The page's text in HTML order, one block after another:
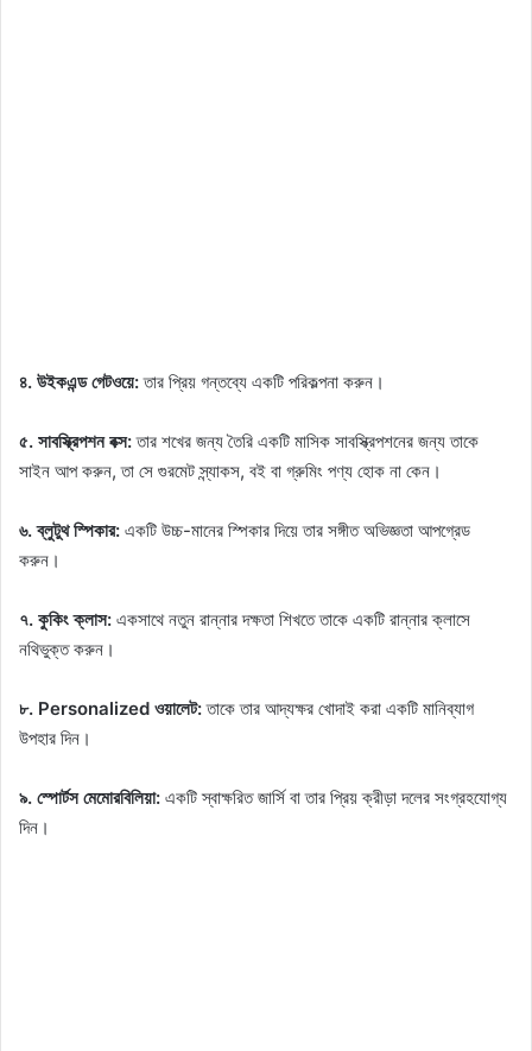
৪. উইকএন্ড গেটওয়ে:তার প্রিয় গন্তব্যে একটি পরিকল্পনা করুন।
৫. সাবস্ক্রিপশন বক্স:তার শখের জন্য তৈরি একটি মাসিক সাবস্ক্রিপশনের জন্য তাকে
সাইন আপ করুন, তা সে গুরমেট স্ন্যাকস, বই বা গ্রুমিং পণ্য হোক না কেন।
৬. ব্লুটুথ স্পিকার: একটি উচ্চ-মানের স্পিকার দিয়ে তার সঙ্গীত অভিজ্ঞতা আপগ্রেড
করুন।
৭. কুকিং ক্লাস: একসাথে নতুন রান্নার দক্ষতা শিখতে তাকে একটি রান্নার ক্লাসে
নথিভুক্ত করুন।
৮. Personalized ওয়ালেট:তাকে তার আদ্যক্ষর খোদাই করা একটি মানিব্যাগ
উপহার দিন।
৯. স্পোর্টস মেমোরবিলিয়া: একটি স্বাক্ষরিত জার্সি বা তার প্রিয় ক্রীড়া দলের সংগ্রহযোগ্য
দিন।